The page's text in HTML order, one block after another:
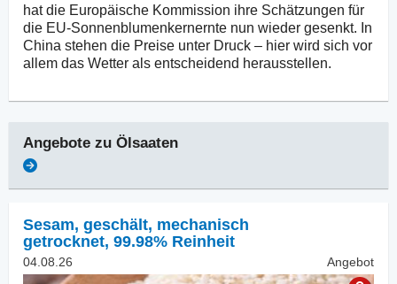
hat die Europäische Kommission ihre Schätzungen für
die EU-Sonnenblumenkernernte nun wieder gesenkt. In
China stehen die Preise unter Druck – hier wird sich vor
allem das Wetter als entscheidend herausstellen.
Angebote zu Ölsaaten
Sesam, geschält, mechanisch
getrocknet, 99.98% Reinheit
04.08.26 Angebot